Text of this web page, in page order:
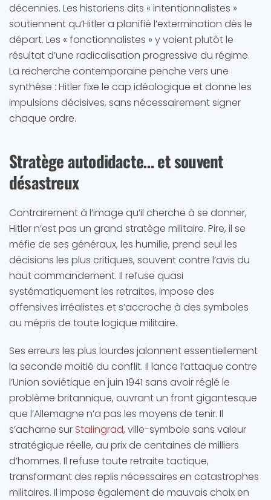
décennies. Les historiens dits « intentionnalistes »
soutiennent qu’Hitler a planifié l’extermination dès le
départ. Les « fonctionnalistes » y voient plutôt le
résultat d’une radicalisation progressive du régime.
La recherche contemporaine penche vers une
synthèse : Hitler fixe le cap idéologique et donne les
impulsions décisives, sans nécessairement signer
chaque ordre.
Stratège autodidacte… et souvent
désastreux
Contrairement à l’image qu’il cherche à se donner,
Hitler n’est pas un grand stratège militaire. Pire, il se
méfie de ses généraux, les humilie, prend seul les
décisions les plus critiques, souvent contre l’avis du
haut commandement. Il refuse quasi
systématiquement les retraites, impose des
offensives irréalistes et s’accroche à des symboles
au mépris de toute logique militaire.
Ses erreurs les plus lourdes jalonnent essentiellement
la seconde moitié du conflit. Il lance l’attaque contre
l’Union soviétique en juin 1941 sans avoir réglé le
problème britannique, ouvrant un front gigantesque
que l’Allemagne n’a pas les moyens de tenir. Il
s’acharne sur Stalingrad, ville-symbole sans valeur
stratégique réelle, au prix de centaines de milliers
d’hommes. Il refuse toute retraite tactique,
transformant des replis nécessaires en catastrophes
militaires. Il impose également de mauvais choix en